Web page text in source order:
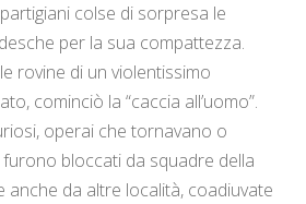
colse di sorpresa le
per la sua compattezza.
rovine di un violentissimo
cominciò la “caccia all’uomo”.
operai che tornavano o
bloccati da squadre della
anche da altre località, coadiuvate